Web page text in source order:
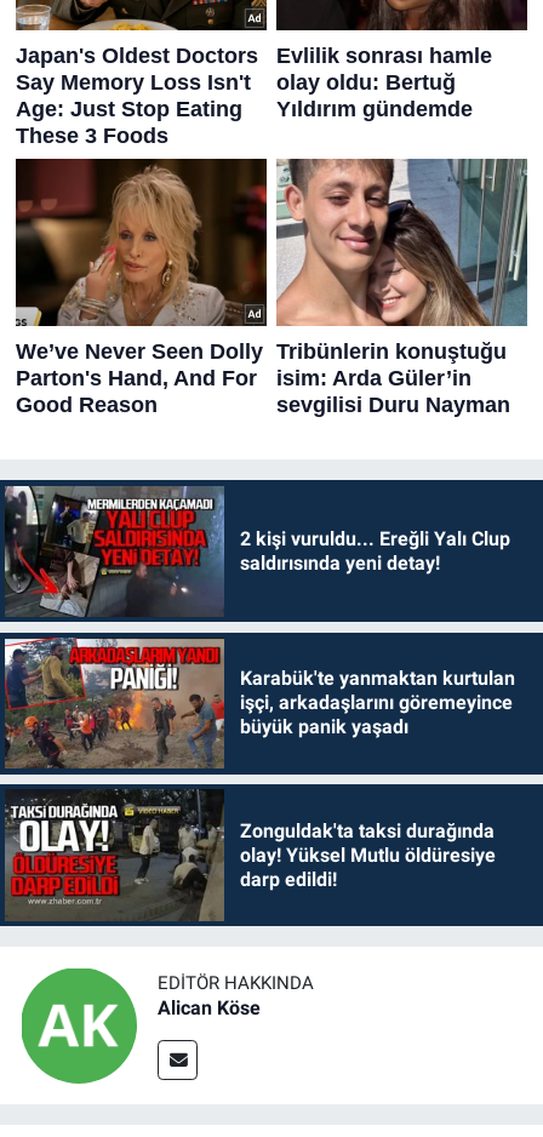
2 kişi vuruldu... Ereğli Yalı Clup
saldırısında yeni detay!
Karabük'te yanmaktan kurtulan
işçi, arkadaşlarını göremeyince
büyük panik yaşadı
Zonguldak'ta taksi durağında
olay! Yüksel Mutlu öldüresiye
darp edildi!
EDITÖR HAKKINDA
Alican Köse